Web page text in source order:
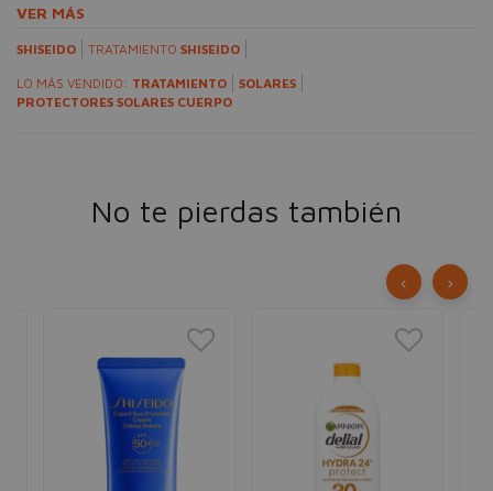
VER MÁS
SHISEIDO TRATAMIENTO SHISEIDO
LO MÁS VENDIDO: TRATAMIENTO
SOLARES
PROTECTORES SOLARES CUERPO
No te pierdas también
‹ ›